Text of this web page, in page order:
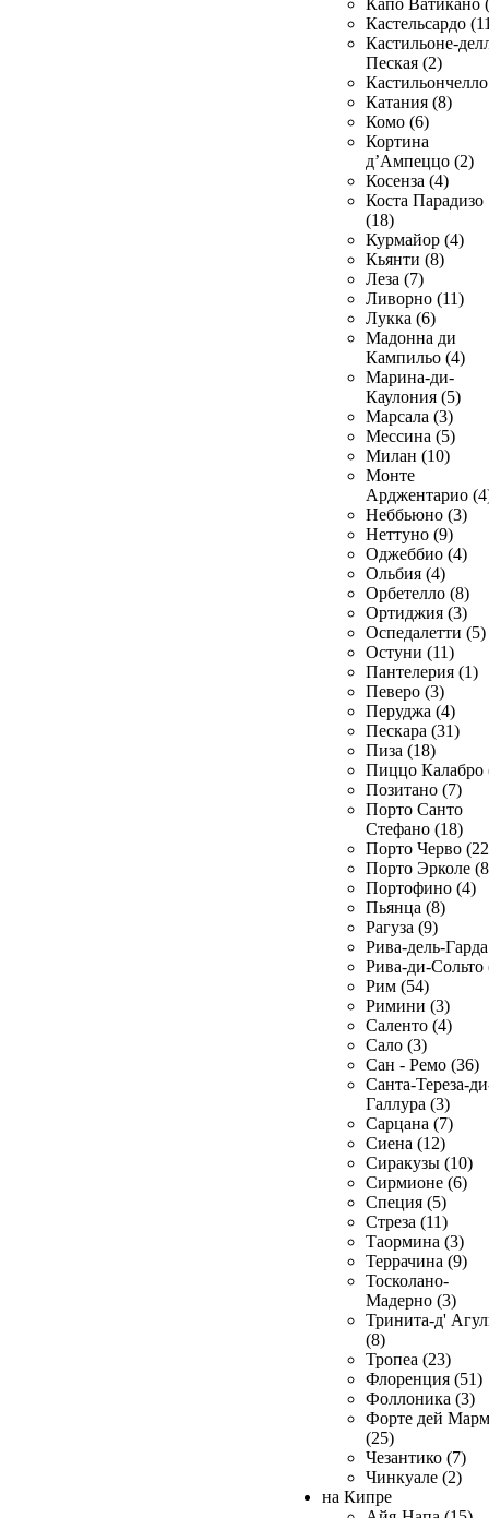
Капо Ватикано
Кастельсардо
Кастильоне-
Пеская (2)
Катания (8)
Комо (6)
Кортина
д’Ампеццо (2)
Косенза (4)
Коста Парадизо
(18)
Курмайор (4)
Кьянти (8)
Леза (7)
Ливорно (11)
Лукка (6)
Мадонна ди
Кампильо (4)
Марина-ди-
Каулония (5)
Марсала (3)
Мессина (5)
Милан (10)
Монте
Арджентарио
Неббьюно (3)
Неттуно (9)
Оджеббио (4)
Ольбия (4)
Орбетелло (8)
Ортиджия (3)
Оспедалетти (5)
Остуни (11)
Пантелерия (1)
Певеро (3)
Перуджа (4)
Пескара (31)
Пиза (18)
Пиццо Калабро
Позитано (7)
Порто Санто
Стефано (18)
Порто Черво
Порто Эрколе
Портофино (4)
Пьянца (8)
Рагуза (9)
Рива-дель-
Рива-ди-Сольто
Рим (54)
Римини (3)
Саленто (4)
Сало (3)
Сан - Ремо (36)
Санта-Тереза-
Галлура (3)
Сарцана (7)
Сиена (12)
Сиракузы (10)
Сирмионе (6)
Специя (5)
Стреза (11)
Таормина (3)
Террачина (9)
Тосколано-
Мадерно (3)
Тринита-д'
(8)
Тропеа (23)
Флоренция (51)
Фоллоника (3)
Форте дей
(25)
Чезантико (7)
Чинкуале (2)
на Кипре